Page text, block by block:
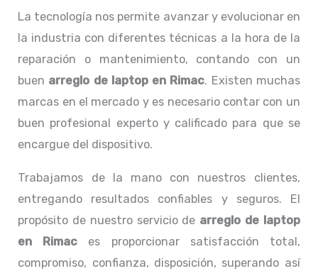
La tecnología nos permite avanzar y evolucionar en
la industria con diferentes técnicas a la hora de la
reparación o mantenimiento, contando con un
buen arreglo de laptop en Rimac. Existen muchas
marcas en el mercado y es necesario contar con un
buen profesional experto y calificado para que se
encargue del dispositivo.
Trabajamos de la mano con nuestros clientes,
entregando resultados confiables y seguros. El
propósito de nuestro servicio de arreglo de laptop
en Rimac es proporcionar satisfacción total,
compromiso, confianza, disposición, superando así